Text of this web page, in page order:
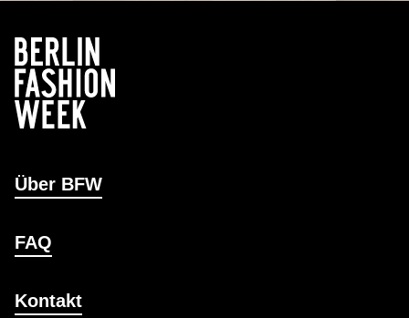
Über BFW
FAQ
Kontakt